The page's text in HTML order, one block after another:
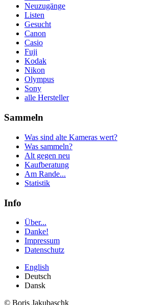
Neuzugänge
Listen
Gesucht
Canon
Casio
Fuji
Kodak
Nikon
Olympus
Sony
alle Hersteller
Sammeln
Was sind alte Kameras wert?
Was sammeln?
Alt gegen neu
Kaufberatung
Am Rande...
Statistik
Info
Über...
Danke!
Impressum
Datenschutz
English
Deutsch
Dansk
© Boris Jakubaschk